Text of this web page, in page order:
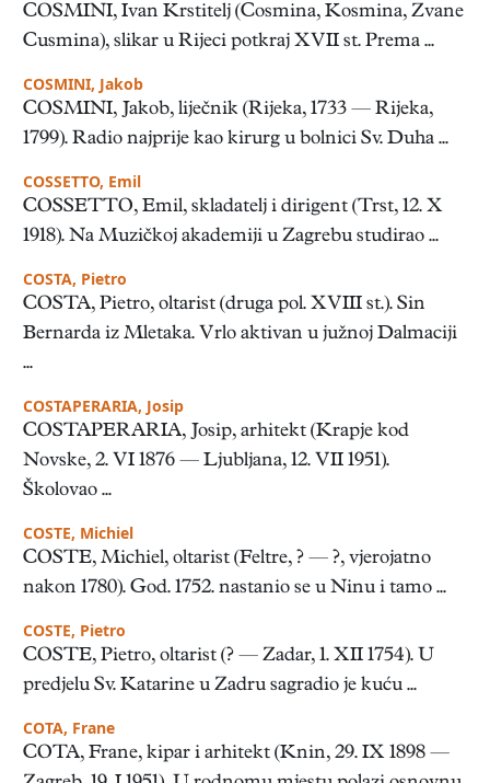
COSMINI, Ivan Krstitelj (Cosmina, Kosmina, Zvane
Cusmina), slikar u Rijeci potkraj XVII st. Prema ...
COSMINI, Jakob
COSMINI, Jakob, liječnik (Rijeka, 1733 — Rijeka,
1799). Radio najprije kao kirurg u bolnici Sv. Duha ...
COSSETTO, Emil
COSSETTO, Emil, skladatelj i dirigent (Trst, 12. X
1918). Na Muzičkoj akademiji u Zagrebu studirao ...
COSTA, Pietro
COSTA, Pietro, oltarist (druga pol. XVIII st.). Sin
Bernarda iz Mletaka. Vrlo aktivan u južnoj Dalmaciji
...
COSTAPERARIA, Josip
COSTAPERARIA, Josip, arhitekt (Krapje kod
Novske, 2. VI 1876 — Ljubljana, 12. VII 1951).
Školovao ...
COSTE, Michiel
COSTE, Michiel, oltarist (Feltre, ? — ?, vjerojatno
nakon 1780). God. 1752. nastanio se u Ninu i tamo ...
COSTE, Pietro
COSTE, Pietro, oltarist (? — Zadar, 1. XII 1754). U
predjelu Sv. Katarine u Zadru sagradio je kuću ...
COTA, Frane
COTA, Frane, kipar i arhitekt (Knin, 29. IX 1898 —